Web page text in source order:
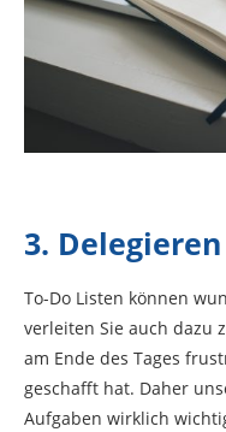
3.
To-Do Listen können
verleiten Sie auch dazu
am Ende des Tages
geschafft hat. Daher
Aufgaben wirklich